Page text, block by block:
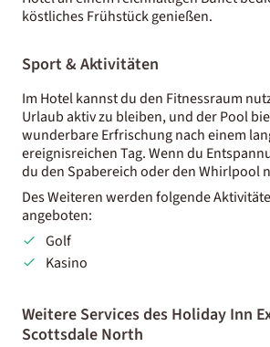
köstliches Frühstück genießen.
Sport & Aktivitäten
Im Hotel kannst du den Fitnessraum
Urlaub aktiv zu bleiben, und der Pool
wunderbare Erfrischung nach einem
ereignisreichen Tag. Wenn du
du den Spabereich oder den Whirlpool
Des Weiteren werden folgende
angeboten:
Golf
Kasino
Weitere Services des Holiday Inn
Scottsdale North